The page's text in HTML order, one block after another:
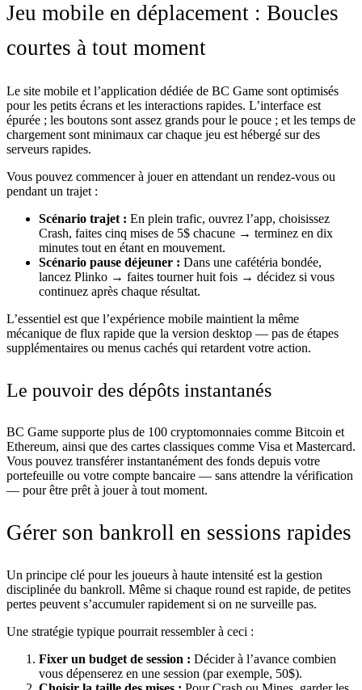
Jeu mobile en déplacement : Boucles
courtes à tout moment
Le site mobile et l’application dédiée de BC Game sont optimisés
pour les petits écrans et les interactions rapides. L’interface est
épurée ; les boutons sont assez grands pour le pouce ; et les temps de
chargement sont minimaux car chaque jeu est hébergé sur des
serveurs rapides.
Vous pouvez commencer à jouer en attendant un rendez-vous ou
pendant un trajet :
Scénario trajet : En plein trafic, ouvrez l’app, choisissez
Crash, faites cinq mises de 5$ chacune → terminez en dix
minutes tout en étant en mouvement.
Scénario pause déjeuner : Dans une cafétéria bondée,
lancez Plinko → faites tourner huit fois → décidez si vous
continuez après chaque résultat.
L’essentiel est que l’expérience mobile maintient la même
mécanique de flux rapide que la version desktop — pas de étapes
supplémentaires ou menus cachés qui retardent votre action.
Le pouvoir des dépôts instantanés
BC Game supporte plus de 100 cryptomonnaies comme Bitcoin et
Ethereum, ainsi que des cartes classiques comme Visa et Mastercard.
Vous pouvez transférer instantanément des fonds depuis votre
portefeuille ou votre compte bancaire — sans attendre la vérification
— pour être prêt à jouer à tout moment.
Gérer son bankroll en sessions rapides
Un principe clé pour les joueurs à haute intensité est la gestion
disciplinée du bankroll. Même si chaque round est rapide, de petites
pertes peuvent s’accumuler rapidement si on ne surveille pas.
Une stratégie typique pourrait ressembler à ceci :
Fixer un budget de session : Décider à l’avance combien
vous dépenserez en une session (par exemple, 50$).